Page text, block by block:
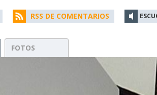
RSS DE COMENTARIOS
FOTOS